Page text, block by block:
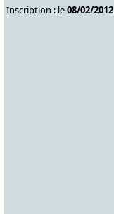
Inscription : le08/02/2012